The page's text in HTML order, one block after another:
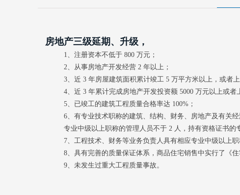
房地产三级延期、升级，
1、注册资本不低于 800 万元；
2、从事房地产开发经营 2 年以上；
3、近 3 年房屋建筑面积累计竣工 5 万平方米以上，或者
4、近 3 年累计完成房地产开发投资额 5000万元以上或者
5、已竣工的建筑工程质量合格率达 100%；
6、有专业技术职称的建筑、结构、财务、房地产及有关
专业中级以上职称的管理人员不于 2人，持有资格证书的
7、工程技术、财务等业务负责人具有相应专业中级以上
8、具有完善的质量保证体系，商品住宅销售中实行了《
9、未发生过重大工程质量事故。